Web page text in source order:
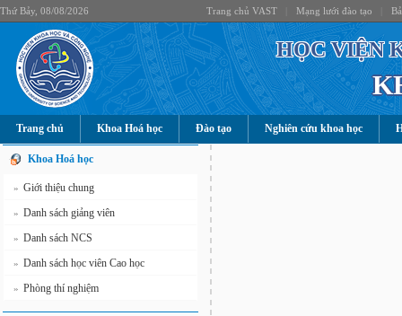
Thứ Bảy, 08/08/2026 Trang chủ VAST Mạng lưới đào tạo
HỌC VIỆN
Trang chủ Khoa Hoá học Đào tạo Nghiên cứu khoa học
Khoa Hoá học
» Giới thiệu chung
» Danh sách giảng viên
» Danh sách NCS
» Danh sách học viên Cao học
» Phòng thí nghiệm